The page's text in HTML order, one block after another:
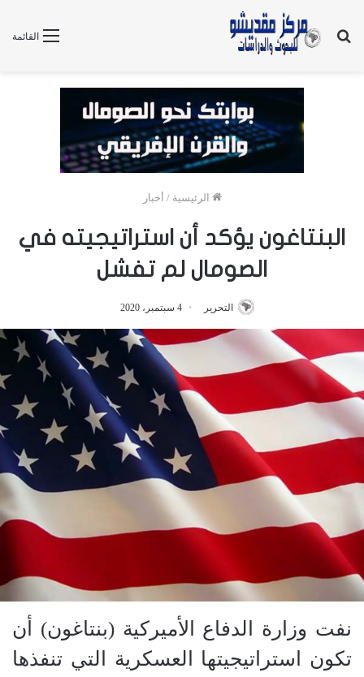
القائمة
بحث
الرئيسية / أخبار
البنتاغون يؤكد أن استراتيجيته في
الصومال لم تفشل
التحرير 4 سبتمبر، 2020
نفت وزارة الدفاع الأميركية (بنتاغون) أن
تكون استراتيجيتها العسكرية التي تنفذها